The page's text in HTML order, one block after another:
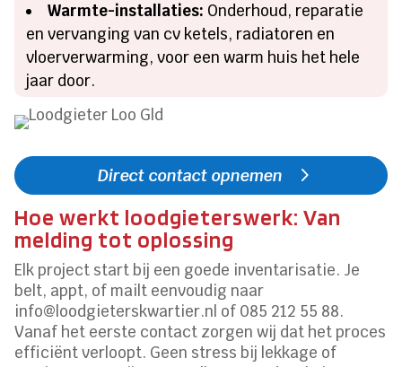
Warmte-installaties: Onderhoud, reparatie
en vervanging van cv ketels, radiatoren en
vloerverwarming, voor een warm huis het hele
jaar door.
Direct contact opnemen
Hoe werkt loodgieterswerk: Van
melding tot oplossing
Elk project start bij een goede inventarisatie. Je
belt, appt, of mailt eenvoudig naar
info@loodgieterskwartier.nl of 085 212 55 88.
Vanaf het eerste contact zorgen wij dat het proces
efficiënt verloopt. Geen stress bij lekkage of